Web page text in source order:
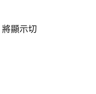
顯示切